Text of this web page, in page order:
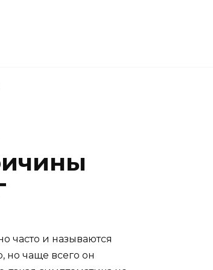
часто и называются
но чаще всего он